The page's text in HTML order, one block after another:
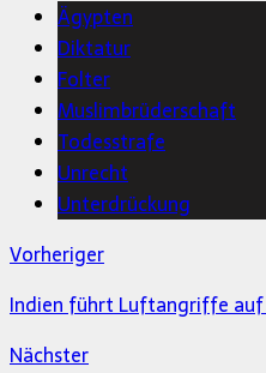
Ägypten
Diktatur
Folter
Muslimbrüderschaft
Todesstrafe
Unrecht
Unterdrückung
Vorheriger
Indien führt Luftangriffe auf
Nächster